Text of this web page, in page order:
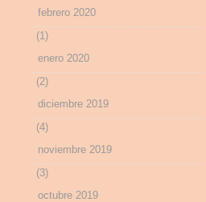
febrero 2020
(1)
enero 2020
(2)
diciembre 2019
(4)
noviembre 2019
(3)
octubre 2019